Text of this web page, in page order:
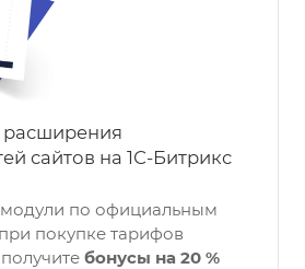
сайтов на 1С-Битрикс
по официальным
покупке тарифов
бонусы на 20 %